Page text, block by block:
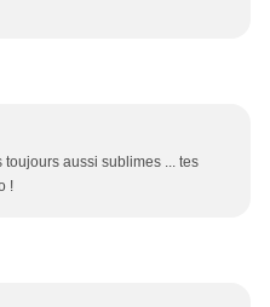
aussi sublimes ... tes
!